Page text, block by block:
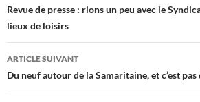
des
articles
Revue de presse : rions un peu avec le
lieux de loisirs
ARTICLE SUIVANT
Du neuf autour de la Samaritaine, et c’est